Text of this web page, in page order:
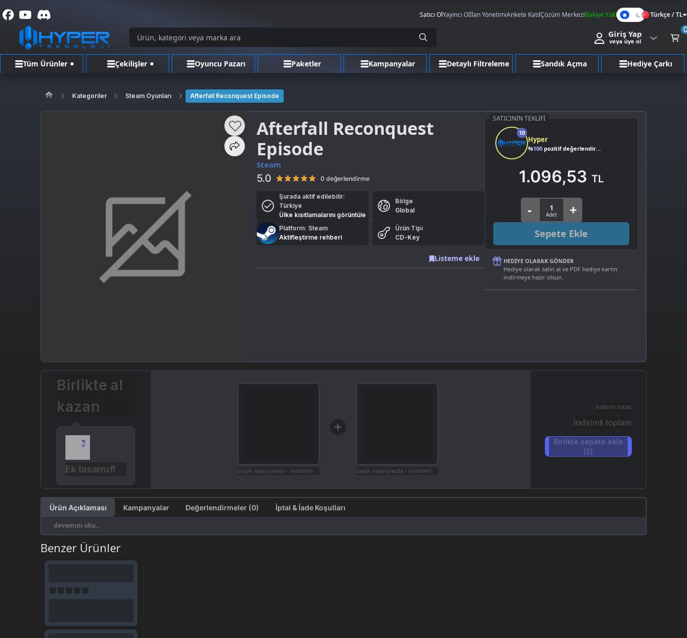
Satıcı OlYayıncı Olİlan YönetimiAnkete KatılÇözüm MerkeziBakiye Yükle
Karanlık
Mod
Türkçe / TL
Giriş Yap
veya üye ol
Tüm Ürünler Çekilişler Oyuncu Pazarı Paketler Kampanyalar Detaylı Filtreleme Sandık Açma Hediye Çarkı
Kategoriler Steam Oyunları Afterfall Reconquest Episode
Afterfall Reconquest
Episode
Steam
5.0 0 değerlendirme
Şurada aktif edilebilir:
Türkiye
Ülke kısıtlamalarını görüntüle
Bölge
Global
Platform: Steam
Aktifleştirme rehberi
Ürün Tipi
CD-Key
Listeme ekle
SATICININ TEKLIFI
10
Hyper
%100pozitif değerlendirme
1.096,53 TL
Sepete Ekle
HEDIYE OLARAK GÖNDER
Hediye olarak satın al ve PDF hediye kartın
indirmeye hazır olsun.
Birlikte al
kazan
Ek tasarruf! Seçili siparişlerde - İndirimli! Seçili siparişlerde - İndirimli!
İndirim tutarı
İndirimli toplam
Birlikte sepete ekle
(2)
Ürün Açıklaması Kampanyalar Değerlendirmeler (0) İptal & İade Koşulları
devamını oku...
Benzer Ürünler